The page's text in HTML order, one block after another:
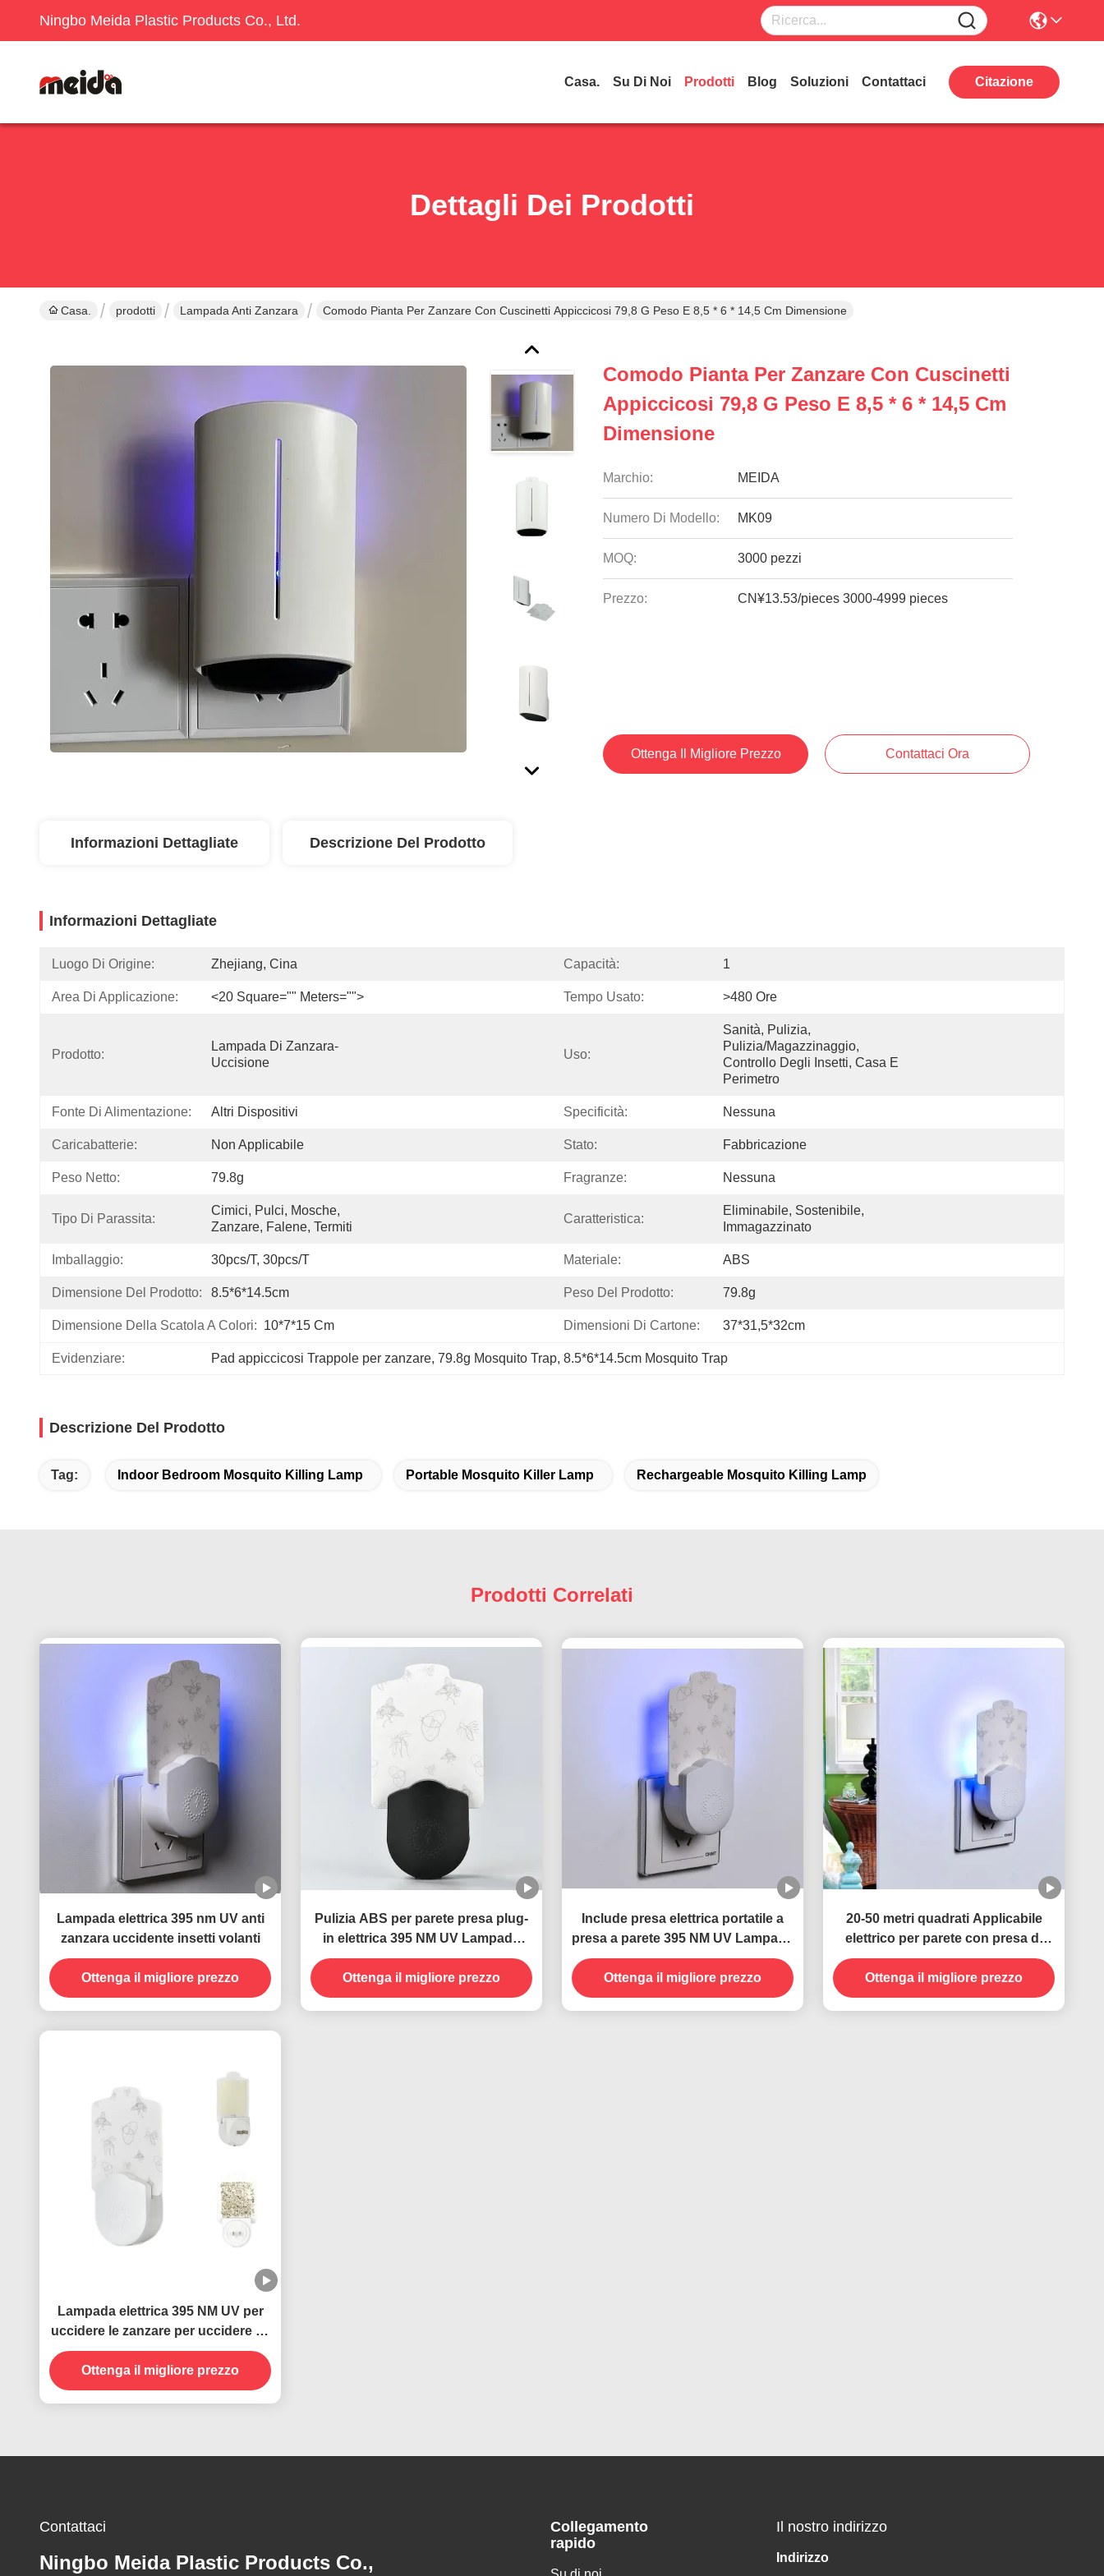
Ningbo Meida Plastic Products Co., Ltd.
Casa. Su Di Noi Prodotti Blog Soluzioni Contattaci Citazione
Dettagli Dei Prodotti
Casa. prodotti Lampada Anti Zanzara Comodo Pianta Per Zanzare Con Cuscinetti Appiccicosi 79,8 G Peso E 8,5 * 6 * 14,5 Cm Dimensione
Comodo Pianta Per Zanzare Con Cuscinetti
Appiccicosi 79,8 G Peso E 8,5 * 6 * 14,5 Cm
Dimensione
Marchio: MEIDA
Numero Di Modello: MK09
MOQ: 3000 pezzi
Prezzo: CN¥13.53/pieces 3000-4999 pieces
Ottenga Il Migliore Prezzo Contattaci Ora
Informazioni Dettagliate Descrizione Del Prodotto
Informazioni Dettagliate
Luogo Di Origine: Zhejiang, Cina Capacità: 1
Area Di Applicazione: <20 Square="" Meters=""> Tempo Usato: >480 Ore
Prodotto:
Lampada Di Zanzara-
Uccisione
Uso:
Sanità, Pulizia,
Pulizia/magazzinaggio,
Controllo Degli Insetti, Casa E
Perimetro
Fonte Di Alimentazione: Altri Dispositivi Specificità: Nessuna
Caricabatterie: Non Applicabile Stato: Fabbricazione
Peso Netto: 79.8g Fragranze: Nessuna
Tipo Di Parassita:
Cimici, Pulci, Mosche,
Zanzare, Falene, Termiti
Caratteristica:
Eliminabile, Sostenibile,
Immagazzinato
Imballaggio: 30pcs/t, 30pcs/t Materiale: ABS
Dimensione Del Prodotto: 8.5*6*14.5cm Peso Del Prodotto: 79.8g
Dimensione Della Scatola A Colori: 10*7*15 Cm Dimensioni Di Cartone: 37*31,5*32cm
Evidenziare: Pad appiccicosi Trappole per zanzare, 79.8g Mosquito Trap, 8.5*6*14.5cm Mosquito Trap
Descrizione Del Prodotto
Tag: Indoor Bedroom Mosquito Killing Lamp Portable Mosquito Killer Lamp Rechargeable Mosquito Killing Lamp
Prodotti Correlati
Lampada elettrica 395 nm UV anti
zanzara uccidente insetti volanti
Ottenga il migliore prezzo
Pulizia ABS per parete presa plug-
in elettrica 395 NM UV Lampada
anti zanzara Insect killer trappola
volante
Ottenga il migliore prezzo
Include presa elettrica portatile a
presa a parete 395 NM UV Lampada
anti zanzara Controllo sostenibile
ed efficace degli insetti
Ottenga il migliore prezzo
20-50 metri quadrati Applicabile
elettrico per parete con presa di
corrente UV Lampada anti zanzara
Stato solido Altamente efficace
Ottenga il migliore prezzo
Lampada elettrica 395 NM UV per
uccidere le zanzare per uccidere gli
insetti volanti
Ottenga il migliore prezzo
Contattaci
Ningbo Meida Plastic Products Co.,
Collegamento
rapido
Il nostro indirizzo
Indirizzo